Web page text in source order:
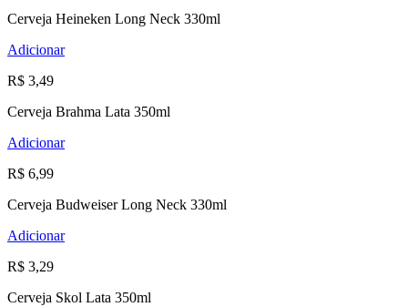
Cerveja Heineken Long Neck 330ml
Adicionar
R$ 3,49
Cerveja Brahma Lata 350ml
Adicionar
R$ 6,99
Cerveja Budweiser Long Neck 330ml
Adicionar
R$ 3,29
Cerveja Skol Lata 350ml